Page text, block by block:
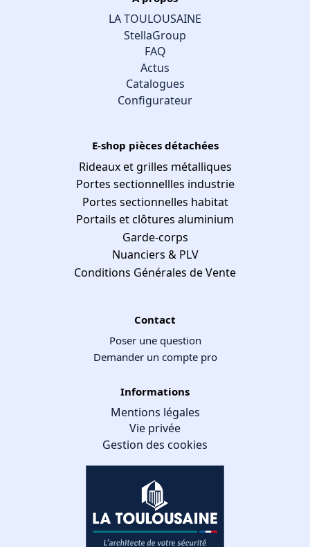
LA TOULOUSAINE
StellaGroup
FAQ
Actus
Catalogues
Configurateur
E-shop pièces détachées
Rideaux et grilles métalliques
Portes sectionnellles industrie
Portes sectionnelles habitat
Portails et clôtures aluminium
Garde-corps
Nuanciers & PLV
Conditions Générales de Vente
Contact
Poser une question
Demander un compte pro
Informations
Mentions légales
Vie privée
Gestion des cookies